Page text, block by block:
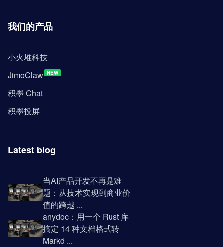
我们的产品
小火堆科技
JimoClaw NEW
积墨 Chat
积墨投屏
Latest blog
当AI产品开发不再是难
题：从技术实现到商业价
值的跨越 ...
anydoc：用一个 Rust 库
搞定 14 种文档格式转
Markd ...